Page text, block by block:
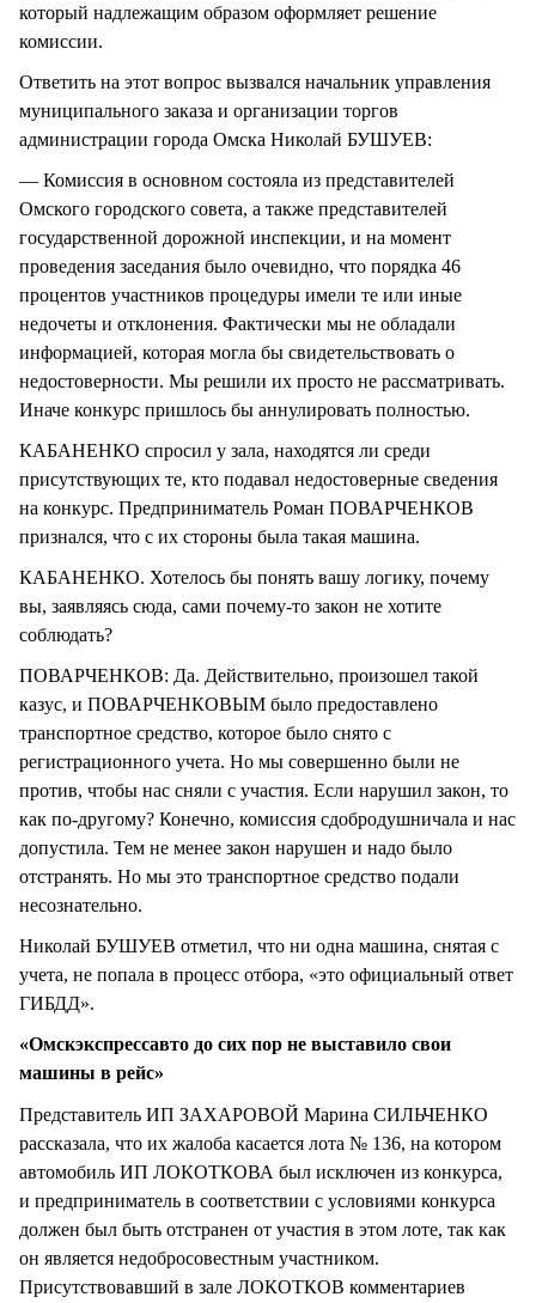
который надлежащим образом оформляет решение
комиссии.
Ответить на этот вопрос вызвался начальник управления
муниципального заказа и организации торгов
администрации города Омска Николай БУШУЕВ:
— Комиссия в основном состояла из представителей
Омского городского совета, а также представителей
государственной дорожной инспекции, и на момент
проведения заседания было очевидно, что порядка 46
процентов участников процедуры имели те или иные
недочеты и отклонения. Фактически мы не обладали
информацией, которая могла бы свидетельствовать о
недостоверности. Мы решили их просто не рассматривать.
Иначе конкурс пришлось бы аннулировать полностью.
КАБАНЕНКО спросил у зала, находятся ли среди
присутствующих те, кто подавал недостоверные сведения
на конкурс. Предприниматель Роман ПОВАРЧЕНКОВ
признался, что с их стороны была такая машина.
КАБАНЕНКО. Хотелось бы понять вашу логику, почему
вы, заявляясь сюда, сами почему-то закон не хотите
соблюдать?
ПОВАРЧЕНКОВ: Да. Действительно, произошел такой
казус, и ПОВАРЧЕНКОВЫМ было предоставлено
транспортное средство, которое было снято с
регистрационного учета. Но мы совершенно были не
против, чтобы нас сняли с участия. Если нарушил закон, то
как по-другому? Конечно, комиссия сдобродушничала и нас
допустила. Тем не менее закон нарушен и надо было
отстранять. Но мы это транспортное средство подали
несознательно.
Николай БУШУЕВ отметил, что ни одна машина, снятая с
учета, не попала в процесс отбора, «это официальный ответ
ГИБДД».
«Омскэкспрессавто до сих пор не выставило свои
машины в рейс»
Представитель ИП ЗАХАРОВОЙ Марина СИЛЬЧЕНКО
рассказала, что их жалоба касается лота № 136, на котором
автомобиль ИП ЛОКОТКОВА был исключен из конкурса,
и предприниматель в соответствии с условиями конкурса
должен был быть отстранен от участия в этом лоте, так как
он является недобросовестным участником.
Присутствовавший в зале ЛОКОТКОВ комментариев